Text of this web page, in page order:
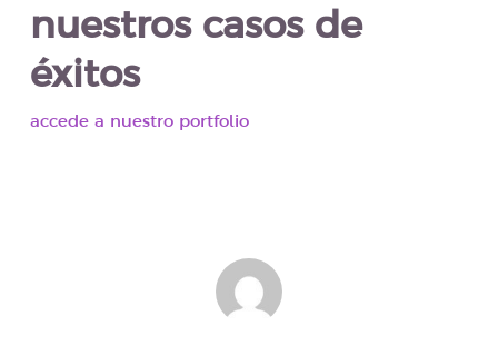
nuestros casos de
éxitos
accede a nuestro portfolio